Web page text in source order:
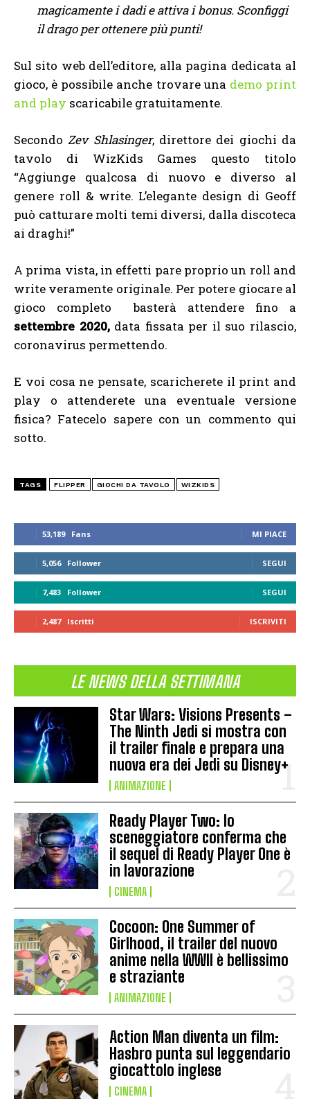
53,189 Fans MI PIACE
5,056 Follower SEGUI
7,483 Follower SEGUI
2,487 Iscritti ISCRIVITI
LE NEWS DELLA SETTIMANA
Star Wars: Visions Presents –
The Ninth Jedi si mostra con
il trailer finale e prepara una
nuova era dei Jedi su Disney+
ANIMAZIONE
Ready Player Two: lo
sceneggiatore conferma che
il sequel di Ready Player One è
in lavorazione
CINEMA
Cocoon: One Summer of
Girlhood, il trailer del nuovo
anime nella WWII è bellissimo
e straziante
ANIMAZIONE
Action Man diventa un film:
Hasbro punta sul leggendario
giocattolo inglese
CINEMA
magicamente i dadi e attiva i bonus. Sconfiggi
il drago per ottenere più punti!
Sul sito web dell’editore, alla pagina dedicata al
gioco, è possibile anche trovare una demo print
and play scaricabile gratuitamente.
SecondoZev Shlasinger, direttore dei giochi da
tavolo di WizKids Games questo titolo
“Aggiunge qualcosa di nuovo e diverso al
genere roll & write. L’elegante design di Geoff
può catturare molti temi diversi, dalla discoteca
ai draghi!”
A prima vista, in effetti pare proprio un roll and
write veramente originale. Per potere giocare al
gioco completo basterà attendere fino a
settembre 2020, data fissata per il suo rilascio,
coronavirus permettendo.
E voi cosa ne pensate, scaricherete il print and
play o attenderete una eventuale versione
fisica? Fatecelo sapere con un commento qui
sotto.
TAGS FLIPPER GIOCHI DA TAVOLO WIZKIDS